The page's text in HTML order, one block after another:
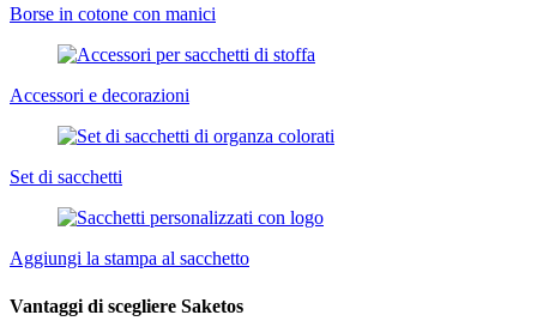
Borse in cotone con manici
Accessori e decorazioni
Set di sacchetti
Aggiungi la stampa al sacchetto
Vantaggi di scegliere Saketos